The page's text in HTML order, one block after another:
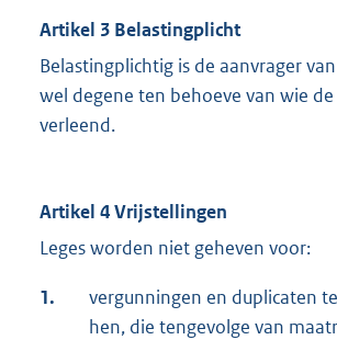
Artikel 3 Belastingplicht
Belastingplichtig is de aanvrager
wel degene ten behoeve van wie
verleend.
Artikel 4 Vrijstellingen
Leges worden niet geheven voor:
1.
vergunningen en duplicaten
hen, die tengevolge van